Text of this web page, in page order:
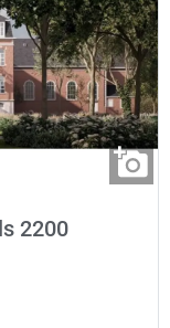
2200